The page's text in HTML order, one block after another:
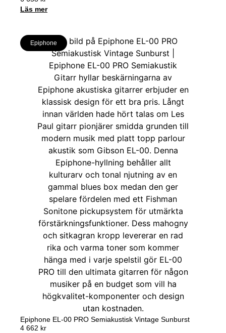
Läs mer
Epiphone
Epiphone EL-00 PRO Semiakustisk Vintage Sunburst
4 662 kr